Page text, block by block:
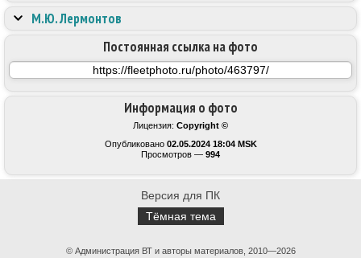
Информация о фото
Лицензия: Copyright ©
Опубликовано 02.05.2024 18:04 MSK
Просмотров — 994
Постоянная ссылка на фото
М.Ю. Лермонтов
Версия для ПК
Тёмная тема
© Администрация ВТ и авторы материалов, 2010—2026